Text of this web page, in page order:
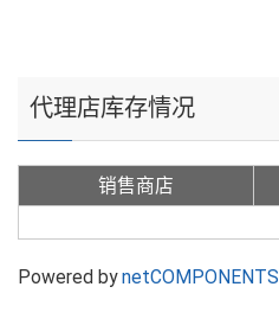
代理店库存情况
销售商店
Powered bynetCOMPONENTS